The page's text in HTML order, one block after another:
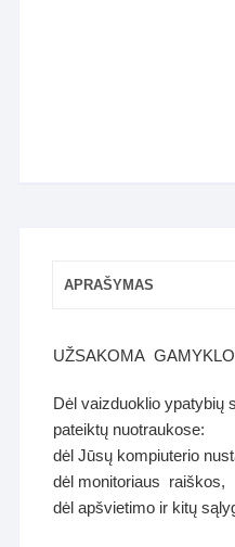
APRAŠYMAS
UŽSAKOMA
Dėl vaizduoklio ypatybių
pateiktų nuotraukose:
dėl Jūsų kompiuterio
dėl monitoriaus raiškos,
dėl apšvietimo ir kitų